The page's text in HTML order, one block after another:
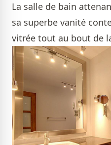
La salle de bain
sa superbe vanité
vitrée tout au bout de